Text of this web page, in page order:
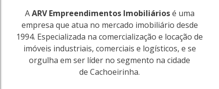
AARV Empreendimentos Imobiliáriosé uma
empresa que atua no mercado imobiliário desde
1994. Especializada na comercialização e locação de
imóveis industriais, comerciais e logísticos, e se
orgulha em ser líder no segmento na cidade
de Cachoeirinha.